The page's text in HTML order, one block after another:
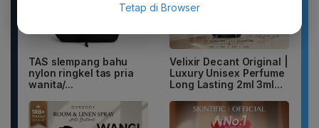
TAS slempang bahu
nylon ringkel tas pria
wanita/...
Velixir Decant Original |
Luxury Unisex Perfume
Long Lasting 2ml 3ml...
Tetap di Browser